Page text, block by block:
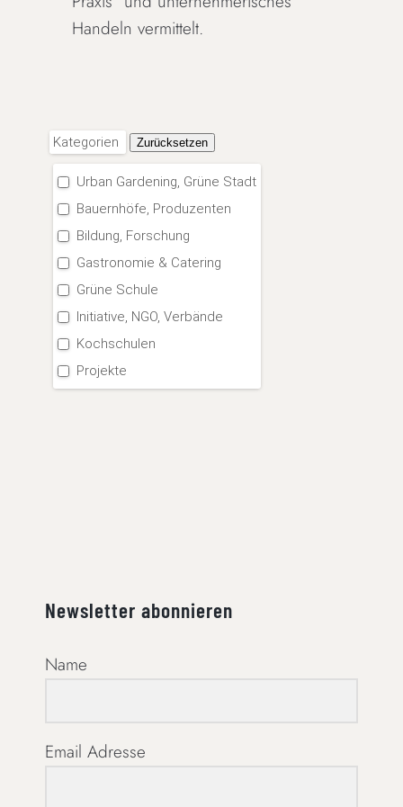
Handeln vermittelt.
Kategorien
Urban Gardening, Grüne Stadt
Bauernhöfe, Produzenten
Bildung, Forschung
Gastronomie & Catering
Grüne Schule
Initiative, NGO, Verbände
Kochschulen
Projekte
Zurücksetzen
Newsletter abonnieren
Name
Email Adresse